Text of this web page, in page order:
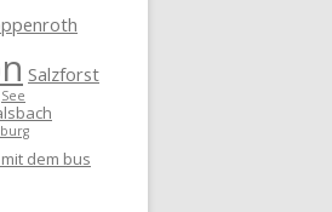
Salzforst
See
dem bus